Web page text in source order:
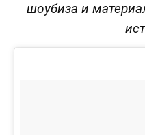
шоубиза и